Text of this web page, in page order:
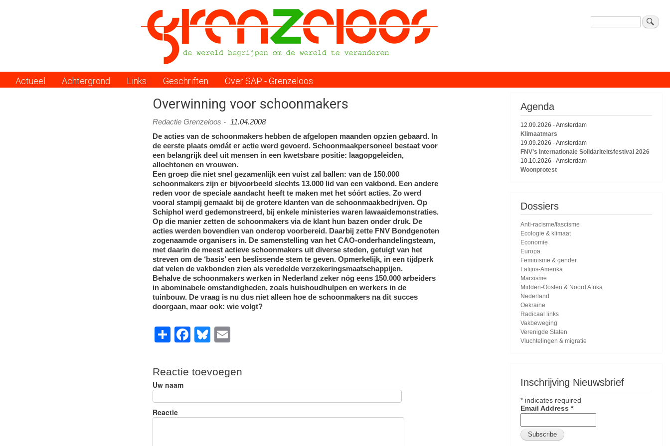
naar
inhoud
Zoeken
MenuActueel Achtergrond Links Geschriften Over SAP - Grenzeloos
Overwinning voor schoonmakers
Redactie Grenzeloos - 11.04.2008
De acties van de schoonmakers hebben de afgelopen maanden opzien gebaard. In
de eerste plaats omdát er actie werd gevoerd. Schoonmaakpersoneel bestaat voor
een belangrijk deel uit mensen in een kwetsbare positie: laagopgeleiden,
allochtonen en vrouwen.
Een groep die niet snel gezamenlijk een vuist zal ballen: van de 150.000
schoonmakers zijn er bijvoorbeeld slechts 13.000 lid van een vakbond. Een andere
reden voor de speciale aandacht heeft te maken met het sóórt acties. Zo werd
vooral stampij gemaakt bij de grotere klanten van de schoonmaakbedrijven. Op
Schiphol werd gedemonstreerd, bij enkele ministeries waren lawaaidemonstraties.
Op die manier zetten de schoonmakers via de klant hun bazen onder druk. De
acties werden bovendien van onderop voorbereid. Daarbij zette FNV Bondgenoten
zogenaamde organisers in. De samenstelling van het CAO-onderhandelingsteam,
met daarin de meest actieve schoonmakers uit diverse steden, getuigt van het
streven om de ‘basis’ een beslissende stem te geven. Opmerkelijk, in een tijdperk
dat velen de vakbonden zien als veredelde verzekeringsmaatschappijen.
Behalve de schoonmakers werken in Nederland zeker nóg eens 150.000 arbeiders
in abominabele omstandigheden, zoals huishoudhulpen en werkers in de
tuinbouw. De vraag is nu dus niet alleen hoe de schoonmakers na dit succes
doorgaan, maar ook: wie volgt?
S
ar
e
F
c
e
o
Bl
sk
E
Reactie toevoegen
Uw naam
Reactie
Agenda
12.09.2026 -Amsterdam
Klimaatmars
19.09.2026 -Amsterdam
FNV’s Internationale Solidariteitsfestival 2026
10.10.2026 -Amsterdam
Woonprotest
Dossiers
Anti-racisme/fascisme
Ecologie & klimaat
Economie
Europa
Feminisme & gender
Latijns-Amerika
Marxisme
Midden-Oosten & Noord Afrika
Nederland
Oekraïne
Radicaal links
Vakbeweging
Verenigde Staten
Vluchtelingen & migratie
Inschrijving Nieuwsbrief
* indicates required
Email Address *